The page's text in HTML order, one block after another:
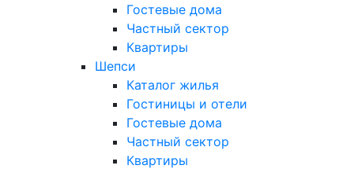
Гостевые дома
Частный сектор
Квартиры
Шепси
Каталог жилья
Гостиницы и отели
Гостевые дома
Частный сектор
Квартиры